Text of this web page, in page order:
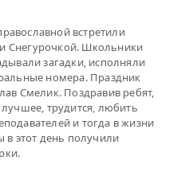
встретили
Снегурочкой. Школьники
загадки, исполняли
номера. Праздник
Смелик. Поздравив ребят,
трудится, любить
и тогда в жизни
в этот день получили